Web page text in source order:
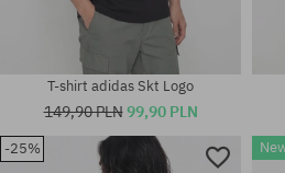
T-shirt adidas Skt Logo
149,90 PLN99,90 PLN
-25%